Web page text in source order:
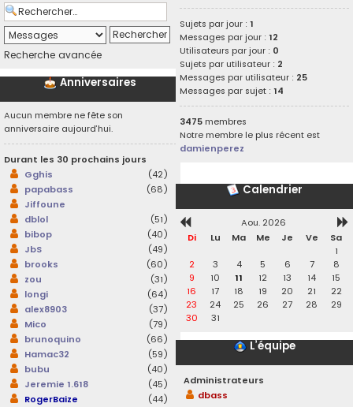
Recherche avancée
Anniversaires
Aucun membre ne fête son
anniversaire aujourd’hui.
Durant les 30 prochains jours
Gghis
(42)
papabass
(68)
Jiffoune
dblol
(51)
bibop
(40)
JbS
(49)
brooks
(60)
zou
(31)
longi
(64)
alex8903
(37)
Mico
(79)
brunoquino
(66)
Hamac32
(59)
bubu
(40)
Jeremie 1.618
(45)
RogerBaize
(44)
Sujets par jour :1
Messages par jour :12
Utilisateurs par jour : 0
Sujets par utilisateur : 2
Messages par utilisateur : 25
Messages par sujet :14
3475 membres
Notre membre le plus récent est
damienperez
Calendrier
Aou. 2026
Di
Lu Ma Me Je Ve
Sa
1
2
3 4 5 6 7
8
9
10 11 12 13 14
15
16
17 18 19 20 21
22
23
24 25 26 27 28
29
30
31
L’équipe
Administrateurs
dbass